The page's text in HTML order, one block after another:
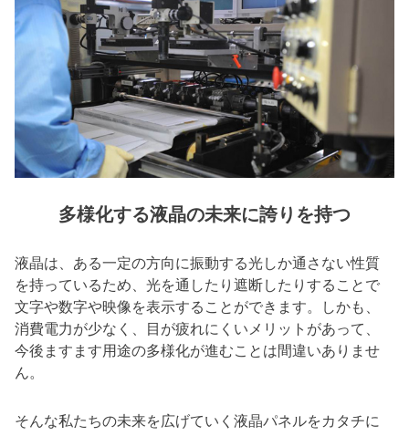
多様化する液晶の未来に誇りを持つ
液晶は、ある一定の方向に振動する光しか通さない性質
を持っているため、光を通したり遮断したりすることで
文字や数字や映像を表示することができます。しかも、
消費電力が少なく、目が疲れにくいメリットがあって、
今後ますます用途の多様化が進むことは間違いありませ
ん。
そんな私たちの未来を広げていく液晶パネルをカタチに